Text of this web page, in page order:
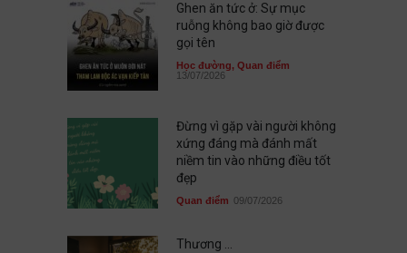
Ghen ăn tức ở: Sự mục
ruỗng không bao giờ được
gọi tên
Học đường, Quan điểm
13/07/2026
Đừng vì gặp vài người không
xứng đáng mà đánh mất
niềm tin vào những điều tốt
đẹp
Quan điểm 09/07/2026
Thương ...